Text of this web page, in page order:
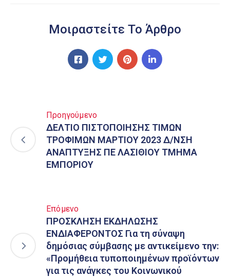
Μοιραστείτε Το Άρθρο
Προηγούμενο
ΔΕΛΤΙΟ ΠΙΣΤΟΠΟΙΗΣΗΣ ΤΙΜΩΝ
ΤΡΟΦΙΜΩΝ ΜΑΡΤΙΟΥ 2023 Δ/ΝΣΗ
ΑΝΑΠΤΥΞΗΣ ΠΕ ΛΑΣΙΘΙΟΥ ΤΜΗΜΑ
ΕΜΠΟΡΙΟΥ
Επόμενο
ΠΡΟΣΚΛΗΣΗ ΕΚΔΗΛΩΣΗΣ
ΕΝΔΙΑΦΕΡΟΝΤΟΣ Για τη σύναψη
δημόσιας σύμβασης με αντικείμενο την:
«Προμήθεια τυποποιημένων προϊόντων
για τις ανάγκες του Κοινωνικού